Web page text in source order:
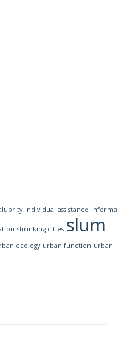
individual assistance informal
shrinking cities slum
ecology urban function urban